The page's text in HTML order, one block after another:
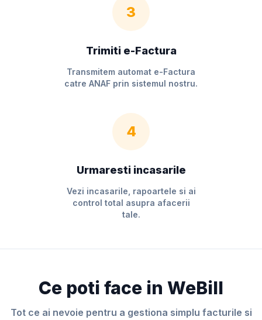
3
Trimiti e-Factura
Transmitem automat e-Factura
catre ANAF prin sistemul nostru.
4
Urmaresti incasarile
Vezi incasarile, rapoartele si ai
control total asupra afacerii
tale.
Ce poti face in WeBill
Tot ce ai nevoie pentru a gestiona simplu facturile si